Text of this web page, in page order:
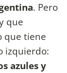
. Pero
que
que tiene
izquierdo:
azules y